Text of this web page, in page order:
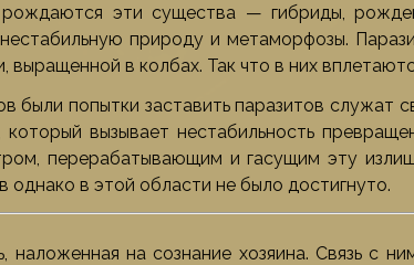
эти существа — гибриды,
нестабильную природу и метаморфозы.
выращенной в колбах. Так что в них
были попытки заставить паразитов служат
который вызывает нестабильность
перерабатывающим и гасущим эту
однако в этой области не было достигнуто.
наложенная на сознание хозяина. Связь с